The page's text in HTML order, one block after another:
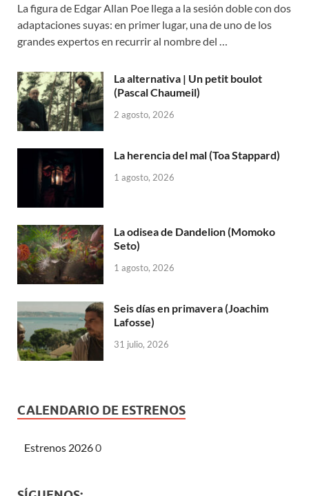
La figura de Edgar Allan Poe llega a la sesión doble con dos
adaptaciones suyas: en primer lugar, una de uno de los
grandes expertos en recurrir al nombre del …
La alternativa | Un petit boulot
(Pascal Chaumeil)
2 agosto, 2026
La herencia del mal (Toa Stappard)
1 agosto, 2026
La odisea de Dandelion (Momoko
Seto)
1 agosto, 2026
Seis días en primavera (Joachim
Lafosse)
31 julio, 2026
CALENDARIO DE ESTRENOS
Estrenos 20260